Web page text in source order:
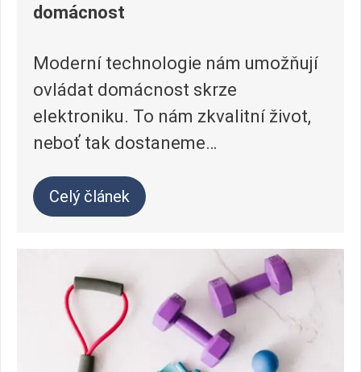
domácnost
Moderní technologie nám umožňují
ovládat domácnost skrze
elektroniku. To nám zkvalitní život,
neboť tak dostaneme…
Celý článek